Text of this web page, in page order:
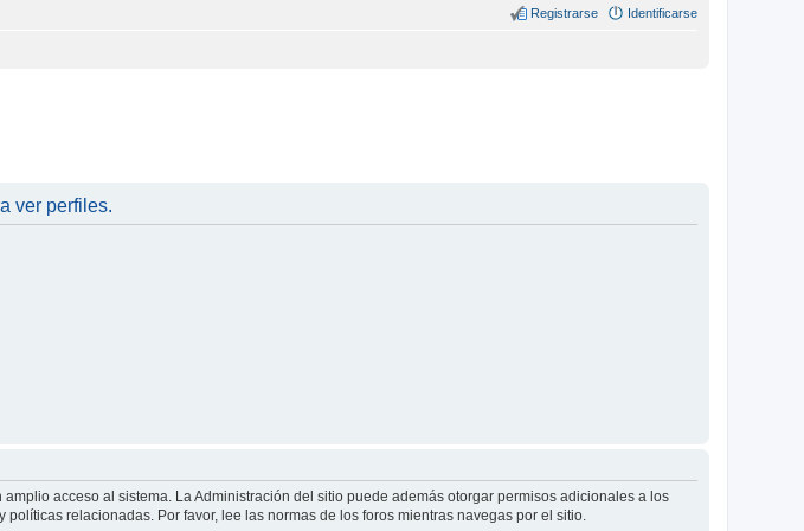
Identificarse
Registrarse
ver perfiles.
acceso al sistema. La Administración del sitio puede además otorgar permisos adicionales a los
relacionadas. Por favor, lee las normas de los foros mientras navegas por el sitio.